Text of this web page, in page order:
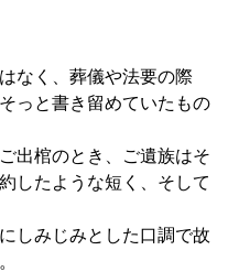
なく、葬儀や法要の際
っと書き留めていたもの
出棺のとき、ご遺族はそ
したような短く、そして
しみじみとした口調で故